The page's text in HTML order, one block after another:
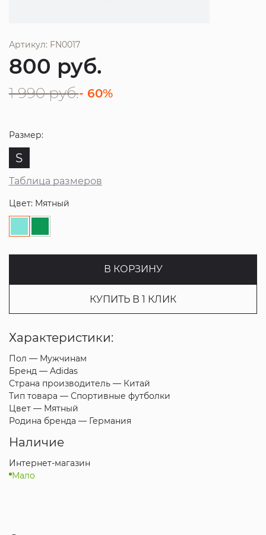
Артикул: FN0017
800 руб.
1 990 руб.- 60%
Размер:
S
Таблица размеров
Цвет: Мятный
В КОРЗИНУ
КУПИТЬ В 1 КЛИК
Характеристики:
Пол — Мужчинам
Бренд — Adidas
Страна производитель — Китай
Тип товара — Спортивные футболки
Цвет — Мятный
Родина бренда — Германия
Наличие
Интернет-магазин
Мало